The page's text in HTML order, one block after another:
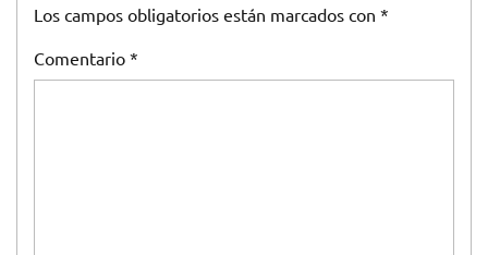
Los campos obligatorios están marcados con *
Comentario *